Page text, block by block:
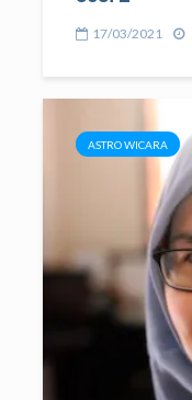
17/03/2021
ASTRO WICARA